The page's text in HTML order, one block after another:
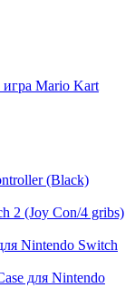
игра Mario Kart
(Black)
2 (Joy Con/4 gribs)
Nintendo Switch
для Nintendo